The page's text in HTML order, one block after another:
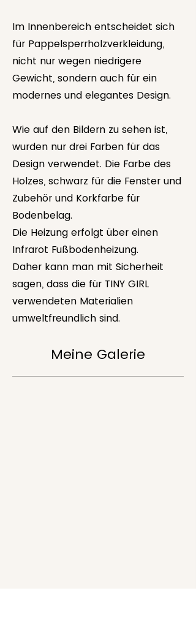
Im Innenbereich entscheidet sich
für Pappelsperrholzverkleidung,
nicht nur wegen niedrigere
Gewicht, sondern auch für ein
modernes und elegantes Design.
Wie auf den Bildern zu sehen ist,
wurden nur drei Farben für das
Design verwendet. Die Farbe des
Holzes, schwarz für die Fenster und
Zubehör und Korkfarbe für
Bodenbelag.
Die Heizung erfolgt über einen
Infrarot Fußbodenheizung.
Daher kann man mit Sicherheit
sagen, dass die für TINY GIRL
verwendeten Materialien
umweltfreundlich sind.
Meine Galerie